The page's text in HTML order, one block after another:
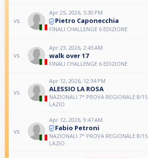
vs
Apr 25, 2026, 5:30 PM
Pietro Caponecchia
FINALI CHALLENGE 6 EDIZIONE
vs
Apr 23, 2026, 2:45 AM
walk over 17
FINALI CHALLENGE 6 EDIZIONE
vs
Apr 12, 2026, 12:34 PM
ALESSIO LA ROSA
NAZIONALI 7° PROVA REGIONALE 8/15
LAZIO
vs
Apr 12, 2026, 9:47 AM
Fabio Petroni
NAZIONALI 7° PROVA REGIONALE 8/15
LAZIO